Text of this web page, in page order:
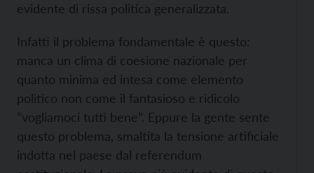
evidente di rissa politica generalizzata.
Infatti il problema fondamentale è questo:
manca un clima di coesione nazionale per
quanto minima ed intesa come elemento
politico non come il fantasioso e ridicolo
“vogliamoci tutti bene”. Eppure la gente sente
questo problema, smaltita la tensione artificiale
indotta nel paese dal referendum